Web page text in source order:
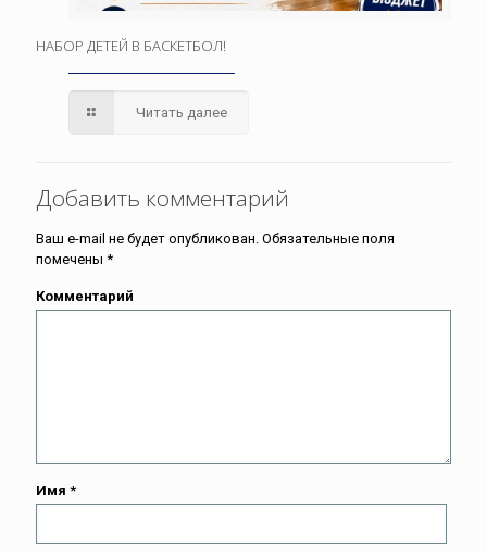
НАБОР ДЕТЕЙ В БАСКЕТБОЛ!
Читать далее
Добавить комментарий
Ваш e-mail не будет опубликован. Обязательные поля
помечены *
Комментарий
Имя *